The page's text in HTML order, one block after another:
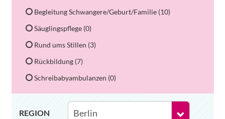
Begleitung Schwangere/Geburt/Familie (10)
Säuglingspflege (0)
Rund ums Stillen (3)
Rückbildung (7)
Schreibabyambulanzen (0)
REGION